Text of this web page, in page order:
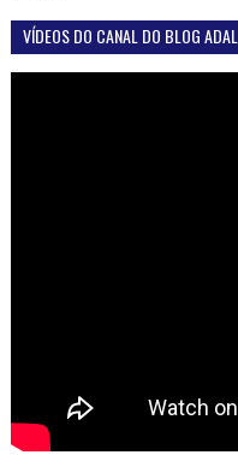
VÍDEOS DO CANAL DO BLOG